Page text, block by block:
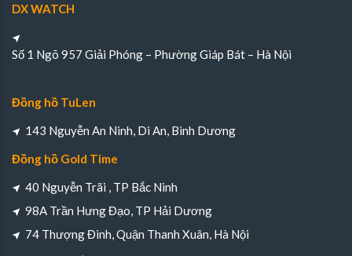
DX WATCH
Số 1 Ngõ 957 Giải Phóng – Phường Giáp Bát – Hà Nội
Đồng hồ TuLen
143 Nguyễn An Ninh, Di An, Bình Dương
Đồng hồ Gold Time
40 Nguyễn Trãi , TP Bắc Ninh
98A Trần Hưng Đạo, TP Hải Dương
74 Thượng Đình, Quận Thanh Xuân, Hà Nội